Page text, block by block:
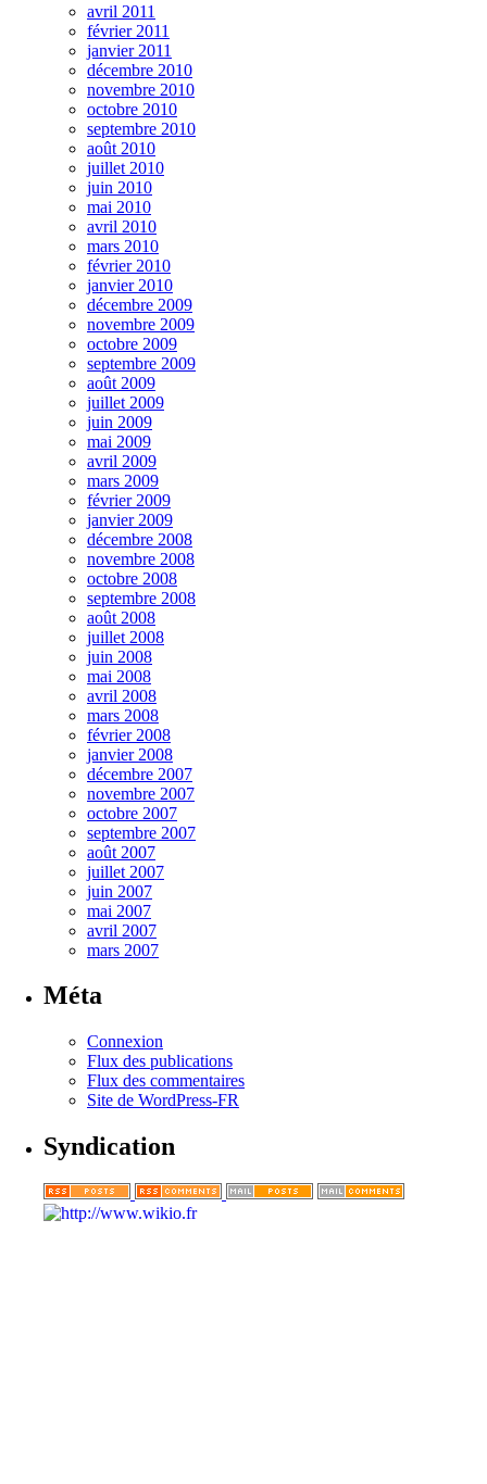
avril 2011
février 2011
janvier 2011
décembre 2010
novembre 2010
octobre 2010
septembre 2010
août 2010
juillet 2010
juin 2010
mai 2010
avril 2010
mars 2010
février 2010
janvier 2010
décembre 2009
novembre 2009
octobre 2009
septembre 2009
août 2009
juillet 2009
juin 2009
mai 2009
avril 2009
mars 2009
février 2009
janvier 2009
décembre 2008
novembre 2008
octobre 2008
septembre 2008
août 2008
juillet 2008
juin 2008
mai 2008
avril 2008
mars 2008
février 2008
janvier 2008
décembre 2007
novembre 2007
octobre 2007
septembre 2007
août 2007
juillet 2007
juin 2007
mai 2007
avril 2007
mars 2007
Méta
Connexion
Flux des publications
Flux des commentaires
Site de WordPress-FR
Syndication